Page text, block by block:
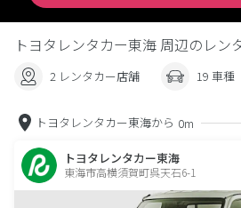
トヨタレンタカー東海 周辺のレン
2 レンタカー店舗 19 車種
トヨタレンタカー東海から 0m
トヨタレンタカー東海
東海市高横須賀町呉天石6-1